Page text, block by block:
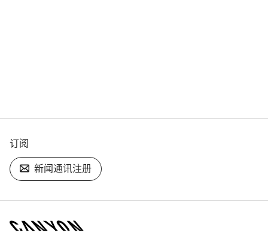
订阅
新闻通讯注册